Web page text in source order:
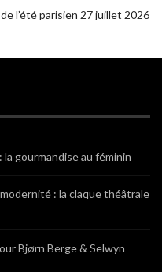
l’été parisien 27 juillet 2026
gourmandise au féminin
: la claque théâtrale
Bjørn Berge & Selwyn